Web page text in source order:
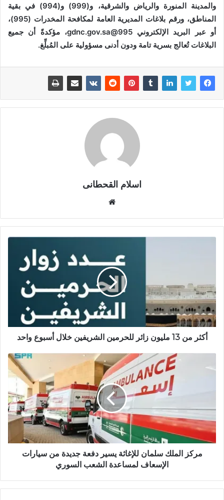
والمدينة المنورة والرياض والشرقية، و(999) و(994) في بقية
المناطق، ورقم بلاغات المديرية العامة لمكافحة المخدرات (995)،
أو عبر البريد الإلكتروني 995@gdnc.gov.sa، مؤكدةً أن جميع
البلاغات تُعالج بسرية تامة ودون أدنى مسؤولية على المُبلِّغ.
اسلام القحطانى
ق
ع
ل
و
ي
ب
أكثر من 13 مليون زائر للحرمين الشريفين خلال أسبوع واحد
مركز الملك سلمان للإغاثة يسير دفعة جديدة من سيارات
الإسعاف لمساعدة الشعب السوري